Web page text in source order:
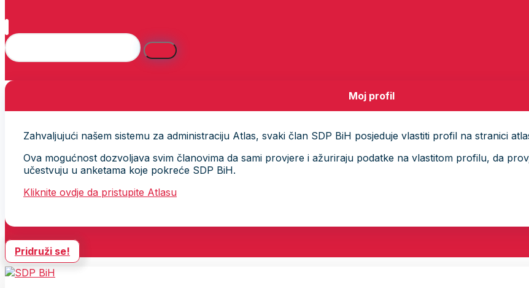
Moj profil
Zahvaljujući našem sistemu za administraciju Atlas, svaki član SDP BiH posjeduje vlastiti profil na stranici
Ova mogućnost dozvoljava svim članovima da sami provjere i ažuriraju podatke na vlastitom profilu, da
učestvuju u anketama koje pokreće SDP BiH.
Kliknite ovdje da pristupite Atlasu
Pridruži se!